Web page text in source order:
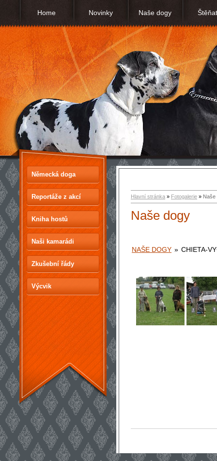
Home Novinky Naše dogy
Německá doga
Reportáže z akcí
Kniha hostů
Naši kamarádi
Zkušební řády
Výcvik
Hlavní stránka » Fotogalerie » Naše
Naše dogy
NAŠE DOGY » CHIETA-